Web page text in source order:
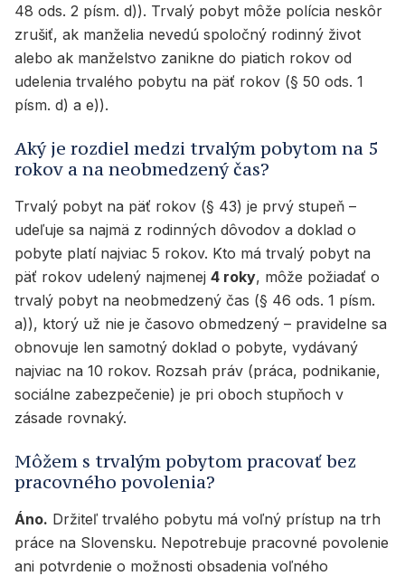
48 ods. 2 písm. d)). Trvalý pobyt môže polícia neskôr
zrušiť, ak manželia nevedú spoločný rodinný život
alebo ak manželstvo zanikne do piatich rokov od
udelenia trvalého pobytu na päť rokov (§ 50 ods. 1
písm. d) a e)).
Aký je rozdiel medzi trvalým pobytom na 5
rokov a na neobmedzený čas?
Trvalý pobyt na päť rokov (§ 43) je prvý stupeň –
udeľuje sa najmä z rodinných dôvodov a doklad o
pobyte platí najviac 5 rokov. Kto má trvalý pobyt na
päť rokov udelený najmenej 4 roky, môže požiadať o
trvalý pobyt na neobmedzený čas (§ 46 ods. 1 písm.
a)), ktorý už nie je časovo obmedzený – pravidelne sa
obnovuje len samotný doklad o pobyte, vydávaný
najviac na 10 rokov. Rozsah práv (práca, podnikanie,
sociálne zabezpečenie) je pri oboch stupňoch v
zásade rovnaký.
Môžem s trvalým pobytom pracovať bez
pracovného povolenia?
Áno. Držiteľ trvalého pobytu má voľný prístup na trh
práce na Slovensku. Nepotrebuje pracovné povolenie
ani potvrdenie o možnosti obsadenia voľného